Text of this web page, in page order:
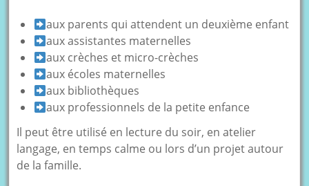
aux parents qui attendent un deuxième enfant
aux assistantes maternelles
aux crèches et micro-crèches
aux écoles maternelles
aux bibliothèques
aux professionnels de la petite enfance
Il peut être utilisé en lecture du soir, en atelier
langage, en temps calme ou lors d’un projet autour
de la famille.